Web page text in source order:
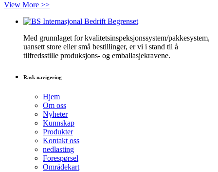
View More >>
Med grunnlaget for kvalitetsinspeksjonssystem/pakkesystem,
uansett store eller små bestillinger, er vi i stand til å
tilfredsstille produksjons- og emballasjekravene.
Rask navigering
Hjem
Om oss
Nyheter
Kunnskap
Produkter
Kontakt oss
nedlasting
Forespørsel
Områdekart